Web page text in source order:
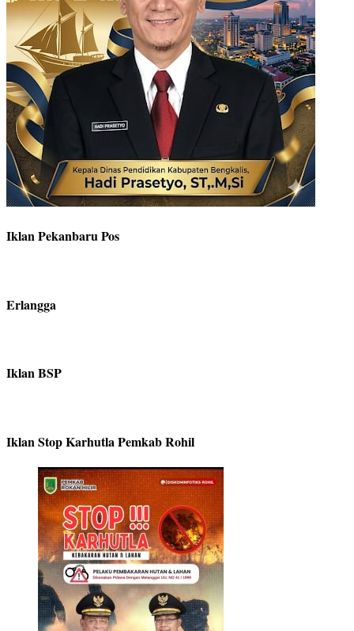
Iklan Pekanbaru Pos
Erlangga
Iklan BSP
Iklan Stop Karhutla Pemkab Rohil